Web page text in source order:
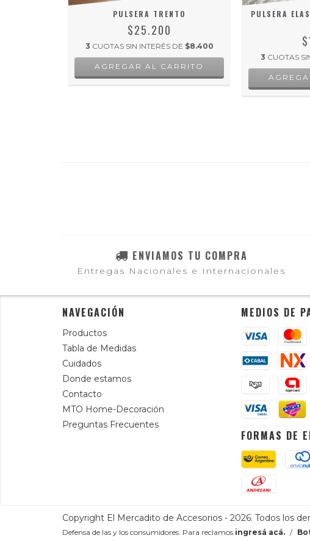
PULSERA TRENTO
$25.200
3 CUOTAS SIN INTERÉS DE $8.400
PULSERA
3 CUOTAS
ENVIAMOS TU COMPRA
Entregas Nacionales e Internacionales
NAVEGACIÓN
Productos
Tabla de Medidas
Cuidados
Donde estamos
Contacto
MTO Home-Decoración
Preguntas Frecuentes
MEDIOS DE
FORMAS DE
Copyright El Mercadito de Accesorios - 2026. Todos los
Defensa de las y los consumidores. Para reclamos ingresá acá. /